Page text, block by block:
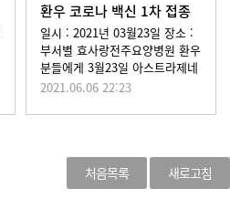
환우 코로나 백신 1차 접종
2021년03월 23일
일시 : 2021년 03월23일 장소 :
부서별 효사랑전주요양병원 환우
분들에게 3월23일 아스트라제네
카 백신 1차 접종을 실시하였다.
2021.06.06 22:23
처음목록 새로고침